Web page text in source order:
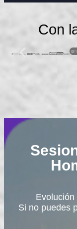
Con
Si no puedes